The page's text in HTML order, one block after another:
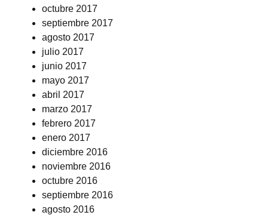
octubre 2017
septiembre 2017
agosto 2017
julio 2017
junio 2017
mayo 2017
abril 2017
marzo 2017
febrero 2017
enero 2017
diciembre 2016
noviembre 2016
octubre 2016
septiembre 2016
agosto 2016